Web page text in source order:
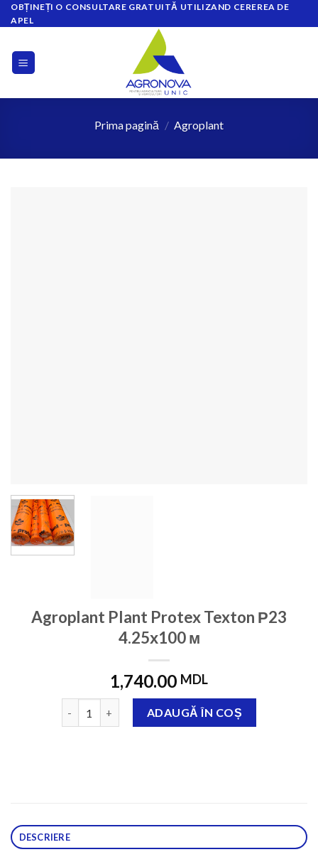
Skip
to
OBȚINEȚI O CONSULTARE GRATUITĂ UTILIZAND CEREREA DE
APEL
Prima pagină / Agroplant
Agroplant Plant Protex Texton Р23
4.25х100 м
1,740.00 MDL
Cantitate Агроволокно Plant Protex Texton Р23
ADAUGĂ ÎN COȘ
DESCRIERE